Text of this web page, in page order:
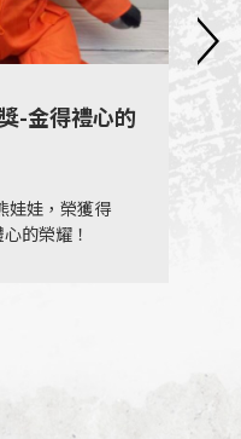
-金得禮心的
娃娃，榮獲得
的榮耀！